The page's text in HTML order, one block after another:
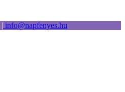
| info@napfenyes.hu